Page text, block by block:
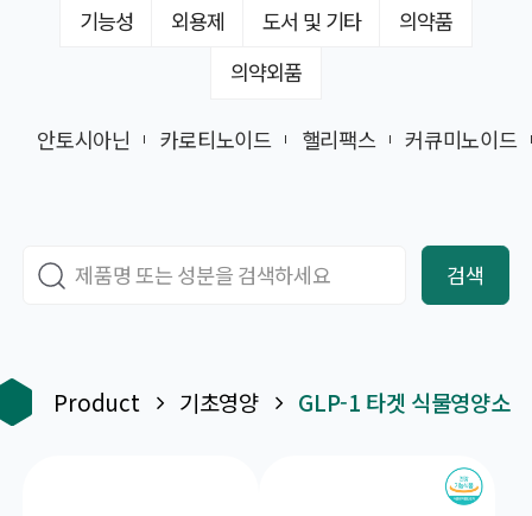
기능성
외용제 도서 및 기타
의약품
의약외품
안토시아닌 카로티노이드 핼리팩스 커큐미노이드
검색
Product 기초영양 GLP-1 타겟 식물영양소